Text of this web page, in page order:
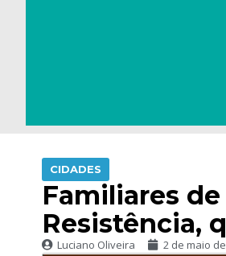
CIDADES
Familiares
Resistência,
Luciano Oliveira 2 de maio